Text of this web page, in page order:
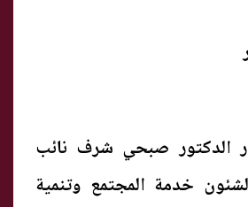
الدكتور صبحي شرف نائب
خدمة المجتمع وتنمية